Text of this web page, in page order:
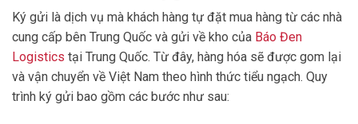
Ký gửi là dịch vụ mà khách hàng tự đặt mua hàng từ các nhà
cung cấp bên Trung Quốc và gửi về kho của Báo Đen
Logistics tại Trung Quốc. Từ đây, hàng hóa sẽ được gom lại
và vận chuyển về Việt Nam theo hình thức tiểu ngạch. Quy
trình ký gửi bao gồm các bước như sau: